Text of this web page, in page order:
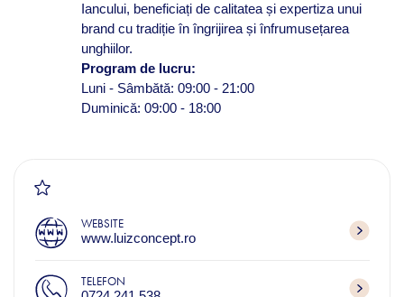
Iancului, beneficiați de calitatea și expertiza unui
brand cu tradiție în îngrijirea și înfrumusețarea
unghiilor.
Program de lucru:
Luni - Sâmbătă: 09:00 - 21:00
Duminică: 09:00 - 18:00
WEBSITE
www.luizconcept.ro
TELEFON